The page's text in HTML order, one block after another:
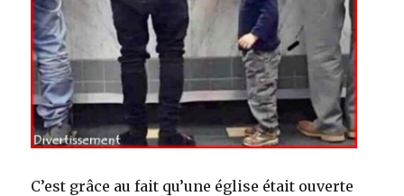
C’est grâce au fait qu’une église était ouverte